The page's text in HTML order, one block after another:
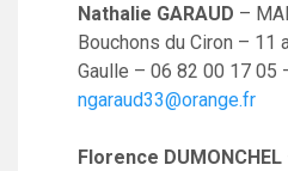
Nathalie GARAUD –
Bouchons du Ciron – 11
Gaulle – 06 82 00 17 05
ngaraud33@orange.fr
Florence DUMONCHEL